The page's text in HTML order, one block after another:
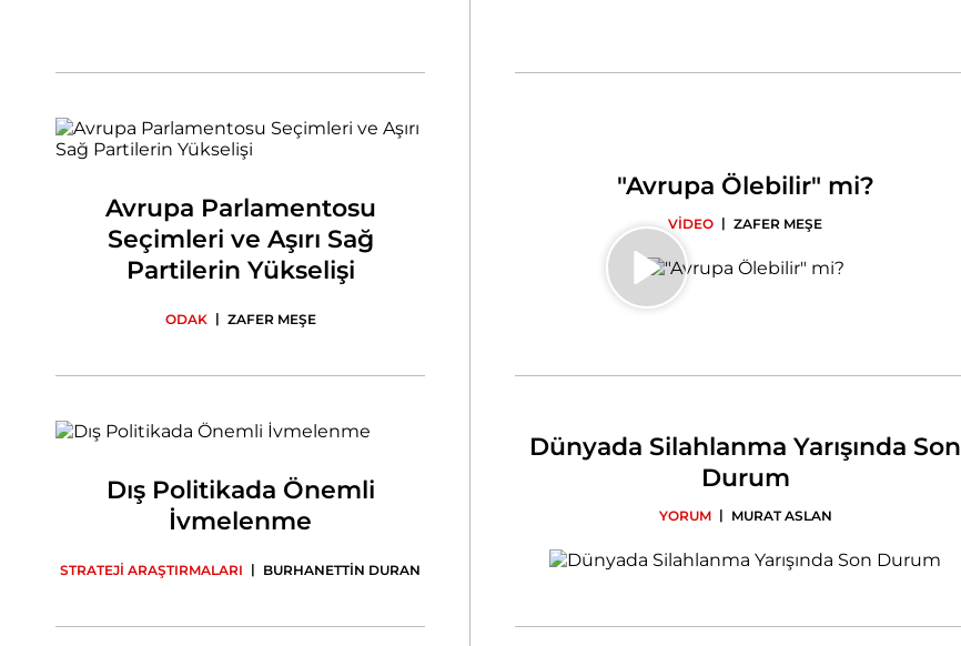
Avrupa Parlamentosu
Seçimleri ve Aşırı Sağ
Partilerin Yükselişi
ODAK | ZAFER MEŞE
"Avrupa Ölebilir" mi?
VİDEO | ZAFER MEŞE
Dış Politikada Önemli
İvmelenme
STRATEJİ ARAŞTIRMALARI | BURHANETTİN DURAN
Dünyada Silahlanma Yarışında Son
Durum
YORUM | MURAT ASLAN